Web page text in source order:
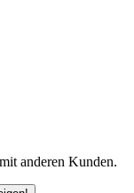
anderen Kunden.